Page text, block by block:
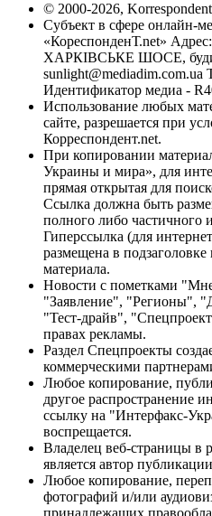
© 2000-2026,
Субъект в сфере онлайн-
«КореспонденТ.net»
ХАРКІВСЬКЕ ШОСЕ,
sunlight@mediadim.com.ua
Идентификатор медиа -
Использование любых
сайте, разрешается при
Корреспондент.net.
При копировании
Украины и мира», для
прямая открытая для
Ссылка должна быть
полного либо частичного
Гиперссылка (для
размещена в
материала.
Новости с пометками
"Заявление", "Регионы",
"Тест-драйв",
правах рекламы.
Раздел Спецпроекты
коммерческими
Любое копирование,
другое распространение
ссылку на "Интерфакс-
воспрещается.
Владелец веб-страницы в
является автор
Любое копирование,
фотографий и/или